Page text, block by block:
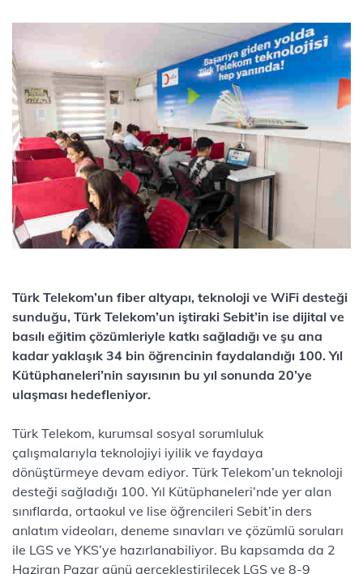
Türk Telekom’un fiber altyapı, teknoloji ve WiFi desteği
sunduğu, Türk Telekom’un iştiraki Sebit’in ise dijital ve
basılı eğitim çözümleriyle katkı sağladığı ve şu ana
kadar yaklaşık 34 bin öğrencinin faydalandığı 100. Yıl
Kütüphaneleri’nin sayısının bu yıl sonunda 20’ye
ulaşması hedefleniyor.
Türk Telekom, kurumsal sosyal sorumluluk
çalışmalarıyla teknolojiyi iyilik ve faydaya
dönüştürmeye devam ediyor. Türk Telekom’un teknoloji
desteği sağladığı 100. Yıl Kütüphaneleri’nde yer alan
sınıflarda, ortaokul ve lise öğrencileri Sebit’in ders
anlatım videoları, deneme sınavları ve çözümlü soruları
ile LGS ve YKS’ye hazırlanabiliyor. Bu kapsamda da 2
Haziran Pazar günü gerçekleştirilecek LGS ve 8-9